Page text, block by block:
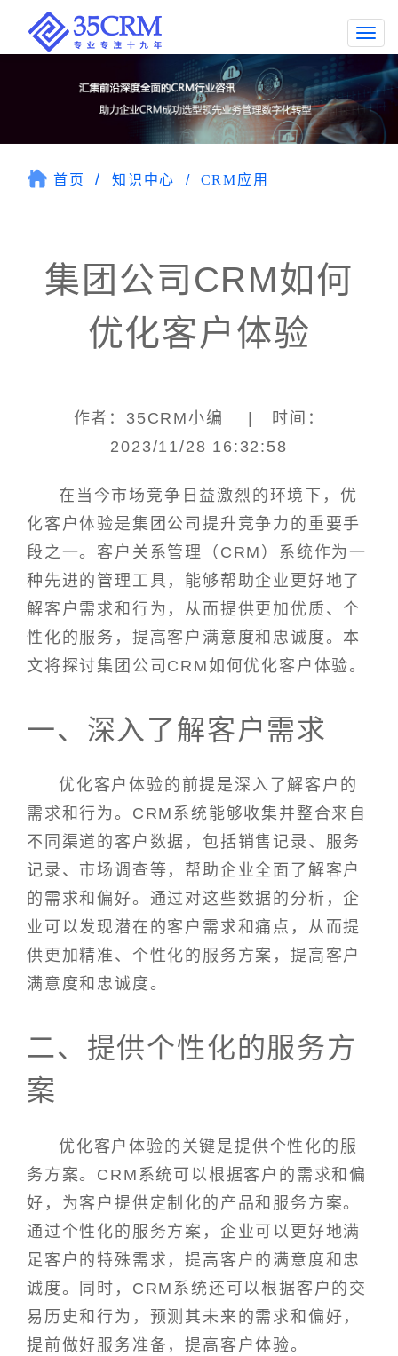
首页 知识中心 CRM应用
集团公司CRM如何
优化客户体验
作者：35CRM小编 | 时间：
2023/11/28 16:32:58
在当今市场竞争日益激烈的环境下，优
化客户体验是集团公司提升竞争力的重要手
段之一。客户关系管理（CRM）系统作为一
种先进的管理工具，能够帮助企业更好地了
解客户需求和行为，从而提供更加优质、个
性化的服务，提高客户满意度和忠诚度。本
文将探讨集团公司CRM如何优化客户体验。
一、深入了解客户需求
优化客户体验的前提是深入了解客户的
需求和行为。CRM系统能够收集并整合来自
不同渠道的客户数据，包括销售记录、服务
记录、市场调查等，帮助企业全面了解客户
的需求和偏好。通过对这些数据的分析，企
业可以发现潜在的客户需求和痛点，从而提
供更加精准、个性化的服务方案，提高客户
满意度和忠诚度。
二、提供个性化的服务方
案
优化客户体验的关键是提供个性化的服
务方案。CRM系统可以根据客户的需求和偏
好，为客户提供定制化的产品和服务方案。
通过个性化的服务方案，企业可以更好地满
足客户的特殊需求，提高客户的满意度和忠
诚度。同时，CRM系统还可以根据客户的交
易历史和行为，预测其未来的需求和偏好，
提前做好服务准备，提高客户体验。